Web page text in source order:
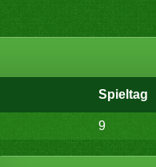
Spieltag
9